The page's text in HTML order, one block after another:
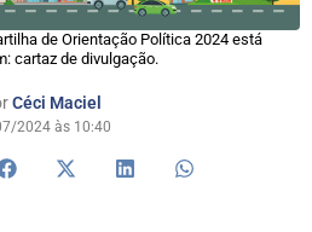
de Orientação Política 2024 está
cartaz de divulgação.
Céci Maciel
2024 às 10:40